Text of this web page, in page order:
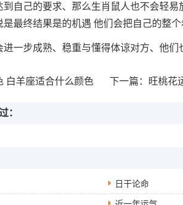
自己的要求、那么生肖鼠人也不会轻易
最终结果是的机遇 他们会把自己的整个
一步成熟、稳重与懂得体谅对方、他们
白羊座适合什么颜色 下一篇： 旺桃花运
：
日干论命